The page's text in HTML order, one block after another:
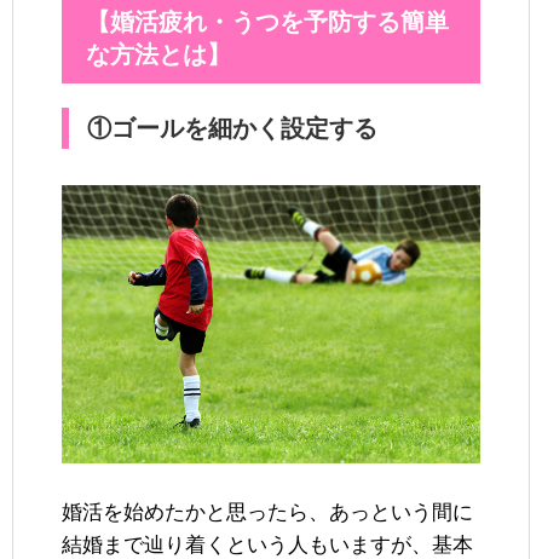
【婚活疲れ・うつを予防する簡単
な方法とは】
①ゴールを細かく設定する
婚活を始めたかと思ったら、あっという間に
結婚まで辿り着くという人もいますが、基本